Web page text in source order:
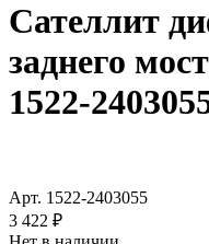
Сателлит
заднего
1522-
Арт. 1522-2403055
3 422 ₽